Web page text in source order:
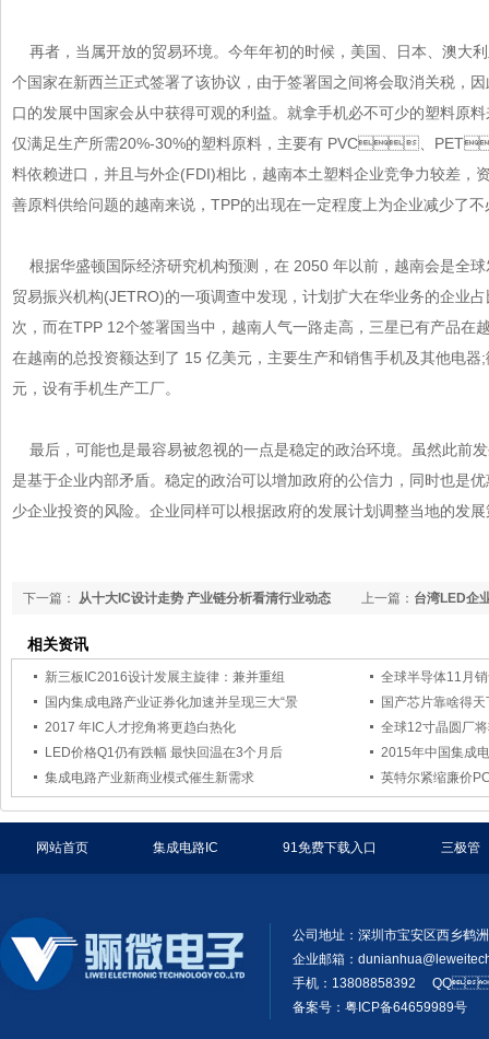
再者，当属开放的贸易环境。今年年初的时候，美国、日本、澳大
个国家在新西兰正式签署了该协议，由于签署国之间将会取消关税，
口的发展中国家会从中获得可观的利益。就拿手机必不可少的塑料原料来
仅满足生产所需20%-30%的塑料原料，主要有 PVC、
料依赖进口，并且与外企(FDI)相比，越南本土塑料企业竞争力较差，
善原料供给问题的越南来说，TPP的出现在一定程度上为企业减少了不必
根据华盛顿国际经济研究机构预测，在 2050 年以前，越南会是全球发
贸易振兴机构(JETRO)的一项调查中发现，计划扩大在华业务的企业占
次，而在TPP 12个签署国当中，越南人气一路走高，三星已有产品
在越南的总投资额达到了 15 亿美元，主要生产和销售手机及其他电
元，设有手机生产工厂。
最后，可能也是最容易被忽视的一点是稳定的政治环境。虽然此前
是基于企业内部矛盾。稳定的政治可以增加政府的公信力，同时也是
少企业投资的风险。企业同样可以根据政府的发展计划调整当地的发展策
上一篇： 台湾LED企
下一篇： 从十大IC设计走势 产业链分析看清行业动态
相关资讯
新三板IC2016设计发展主旋律：兼并重组
全球半导体11月
国内集成电路产业证券化加速并呈现三大“景
国产芯片靠啥得
2017 年IC人才挖角将更趋白热化
全球12寸晶圆厂
LED价格Q1仍有跌幅 最快回温在3个月后
2015年中国集成
集成电路产业新商业模式催生新需求
英特尔紧缩廉价
网站首页 集成电路IC 91免费下载入口 三极管
公司地址：深圳市宝安区西乡鹤
企业邮箱：
手机：13808858392
备案号：粤ICP备64659989号